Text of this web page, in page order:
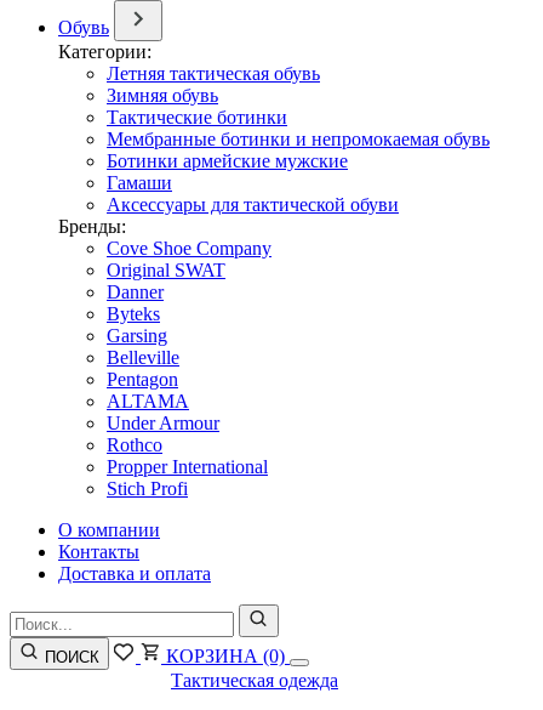
Обувь
Категории:
Летняя тактическая обувь
Зимняя обувь
Тактические ботинки
Мембранные ботинки и непромокаемая обувь
Ботинки армейские мужские
Гамаши
Аксессуары для тактической обуви
Бренды:
Cove Shoe Company
Original SWAT
Danner
Byteks
Garsing
Belleville
Pentagon
ALTAMA
Under Armour
Rothco
Propper International
Stich Profi
О компании
Контакты
Доставка и оплата
ПОИСК КОРЗИНА (0)
Тактическая одежда